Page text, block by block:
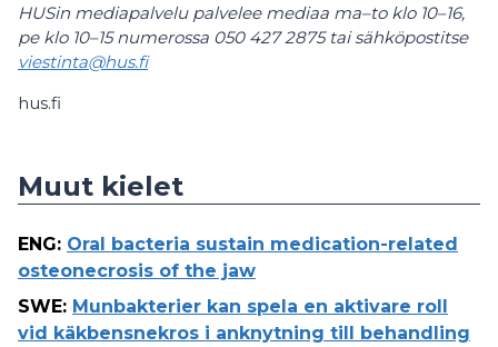
HUSin mediapalvelu palvelee mediaa ma–to klo 10–16,
pe klo 10–15 numerossa 050 427 2875 tai sähköpostitse
viestinta@hus.fi
hus.fi
Muut kielet
ENG: Oral bacteria sustain medication-related
osteonecrosis of the jaw
SWE: Munbakterier kan spela en aktivare roll
vid käkbensnekros i anknytning till behandling